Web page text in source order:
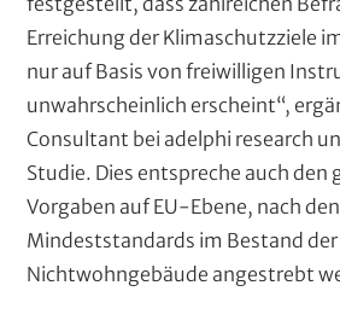
Erreichung der Klimaschutzziele
nur auf Basis von freiwilligen
unwahrscheinlich erscheint“,
Consultant bei adelphi research
Studie. Dies entspreche auch den
Vorgaben auf EU-Ebene, nach
Mindeststandards im Bestand der
Nichtwohngebäude angestrebt